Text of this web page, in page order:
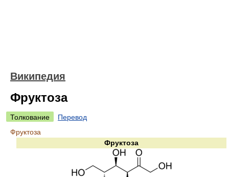
Википедия
Фруктоза
Толкование
Перевод
Фруктоза
Фруктоза